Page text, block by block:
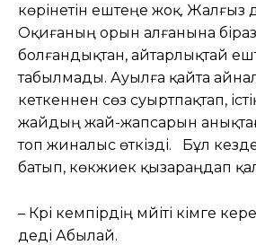
көрінетін ештеңе жоқ. Жалғыз
Оқиғаның орын алғанына
болғандықтан, айтарлықтай
табылмады. Ауылға қайта
кеткеннен сөз суыртпақтап,
жайдың жай-жапсарын
топ жиналыс өткізді. Бұл
батып, көкжиек қызараңдап
– Кәрі кемпірдің мәйіті кімге
деді Абылай.